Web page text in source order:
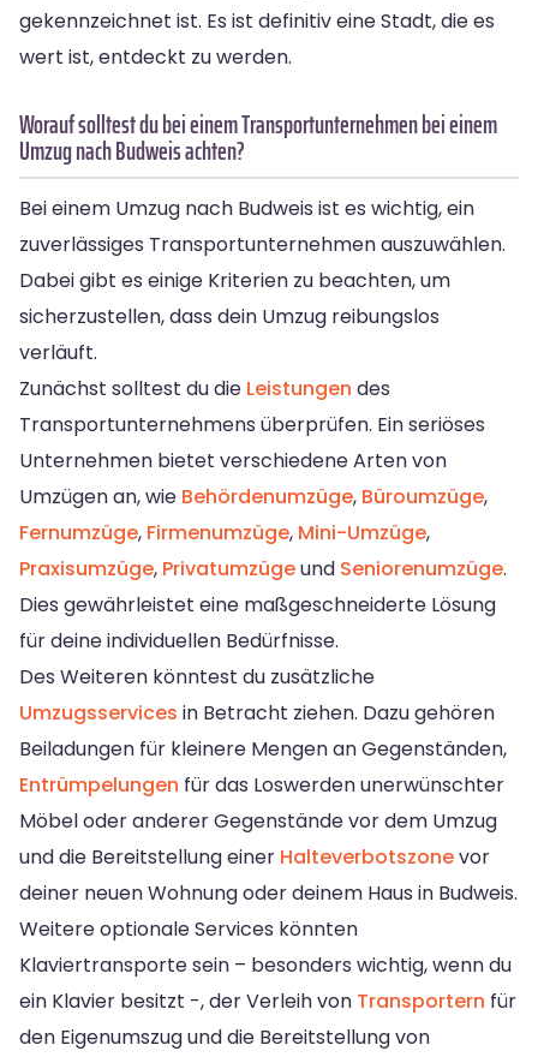
gekennzeichnet ist. Es ist definitiv eine Stadt, die es
wert ist, entdeckt zu werden.
Worauf solltest du bei einem Transportunternehmen bei einem
Umzug nach Budweis achten?
Bei einem Umzug nach Budweis ist es wichtig, ein
zuverlässiges Transportunternehmen auszuwählen.
Dabei gibt es einige Kriterien zu beachten, um
sicherzustellen, dass dein Umzug reibungslos
verläuft.
Zunächst solltest du die Leistungen des
Transportunternehmens überprüfen. Ein seriöses
Unternehmen bietet verschiedene Arten von
Umzügen an, wie Behördenumzüge, Büroumzüge,
Fernumzüge, Firmenumzüge, Mini-Umzüge,
Praxisumzüge, Privatumzügeund Seniorenumzüge.
Dies gewährleistet eine maßgeschneiderte Lösung
für deine individuellen Bedürfnisse.
Des Weiteren könntest du zusätzliche
Umzugsservices in Betracht ziehen. Dazu gehören
Beiladungen für kleinere Mengen an Gegenständen,
Entrümpelungen für das Loswerden unerwünschter
Möbel oder anderer Gegenstände vor dem Umzug
und die Bereitstellung einer Halteverbotszonevor
deiner neuen Wohnung oder deinem Haus in Budweis.
Weitere optionale Services könnten
Klaviertransporte sein – besonders wichtig, wenn du
ein Klavier besitzt -, der Verleih von Transportern für
den Eigenumszug und die Bereitstellung von